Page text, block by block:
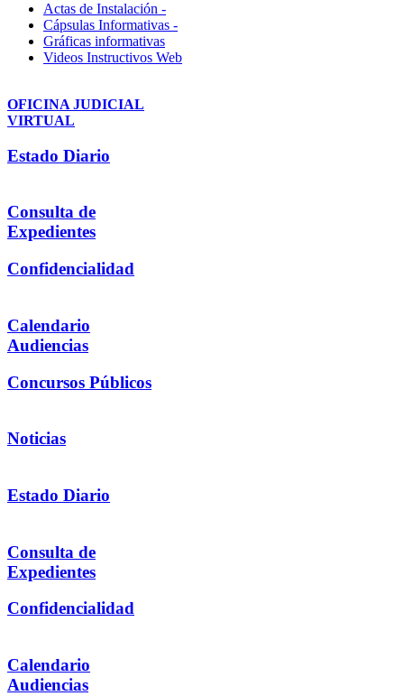
Actas de Instalación -
Cápsulas Informativas -
Gráficas informativas
Videos Instructivos Web
OFICINA JUDICIAL
VIRTUAL
Estado Diario
Consulta de
Expedientes
Confidencialidad
Calendario
Audiencias
Concursos Públicos
Noticias
Estado Diario
Consulta de
Expedientes
Confidencialidad
Calendario
Audiencias